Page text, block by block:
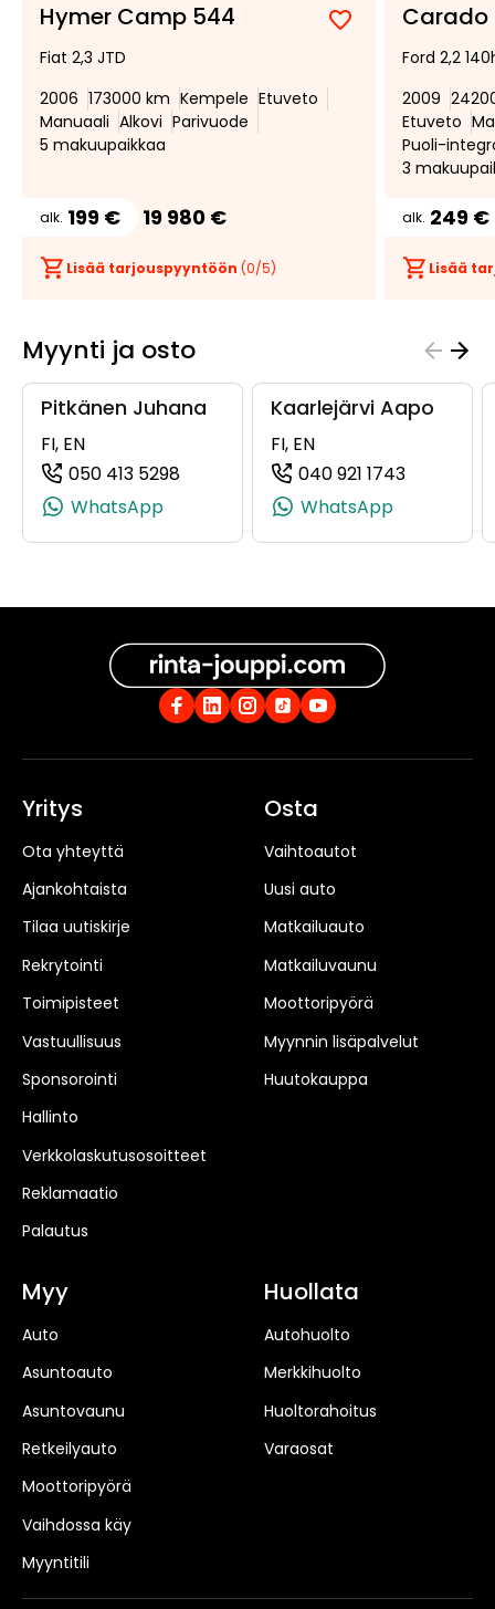
Hymer Camp 544
Lisää
suosikiksi
Poista
suosikeista
Fiat 2,3 JTD
2006 173000 km Kempele Etuveto
Manuaali Alkovi Parivuode
5 makuupaikkaa
alk. 199 € 19 980 €
Lisää tarjouspyyntöön (0/5)
Carado
Ford 2,2
2009
Etuveto
Puoli-
3
alk. 249 €
Lisää
Myynti ja osto
Pitkänen Juhana
FI, EN
050 413 5298
(+358504135298, 0504135298, +358
WhatsApp
Kaarlejärvi Aapo
FI, EN
040 921 1743
WhatsApp
Yritys
Ota yhteyttä
Ajankohtaista
Tilaa uutiskirje
Rekrytointi
Toimipisteet
Vastuullisuus
Sponsorointi
Hallinto
Verkkolaskutusosoitteet
Reklamaatio
Palautus
Osta
Vaihtoautot
Uusi auto
Matkailuauto
Matkailuvaunu
Moottoripyörä
Myynnin lisäpalvelut
Huutokauppa
Myy
Auto
Asuntoauto
Asuntovaunu
Retkeilyauto
Moottoripyörä
Vaihdossa käy
Myyntitili
Huollata
Autohuolto
Merkkihuolto
Huoltorahoitus
Varaosat